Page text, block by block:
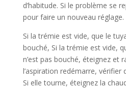
d’habitude. Si le problème se
pour faire un nouveau réglage.
Si la trémie est vide, que le
bouché, Si la trémie est vide,
n’est pas bouché, éteignez et
l’aspiration redémarre, vérifier
Si elle tourne, éteignez la